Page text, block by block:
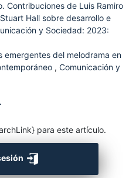
Contribuciones de Luis Ramiro
Hall sobre desarrollo e
y Sociedad: 2023:
emergentes del melodrama en
, Comunicación y
para este artículo.